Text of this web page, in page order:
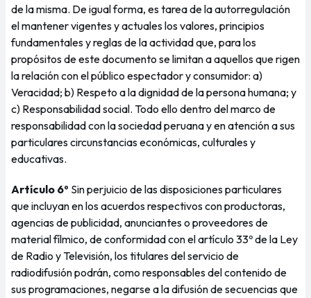
de la misma. De igual forma, es tarea de la autorregulación
el mantener vigentes y actuales los valores, principios
fundamentales y reglas de la actividad que, para los
propósitos de este documento se limitan a aquellos que rigen
la relación con el público espectador y consumidor: a)
Veracidad; b) Respeto a la dignidad de la persona humana; y
c) Responsabilidad social. Todo ello dentro del marco de
responsabilidad con la sociedad peruana y en atención a sus
particulares circunstancias económicas, culturales y
educativas.
Artículo 6º Sin perjuicio de las disposiciones particulares
que incluyan en los acuerdos respectivos con productoras,
agencias de publicidad, anunciantes o proveedores de
material fílmico, de conformidad con el artículo 33º de la Ley
de Radio y Televisión, los titulares del servicio de
radiodifusión podrán, como responsables del contenido de
sus programaciones, negarse a la difusión de secuencias que